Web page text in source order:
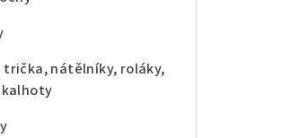
trička, nátělníky, roláky,
kalhoty